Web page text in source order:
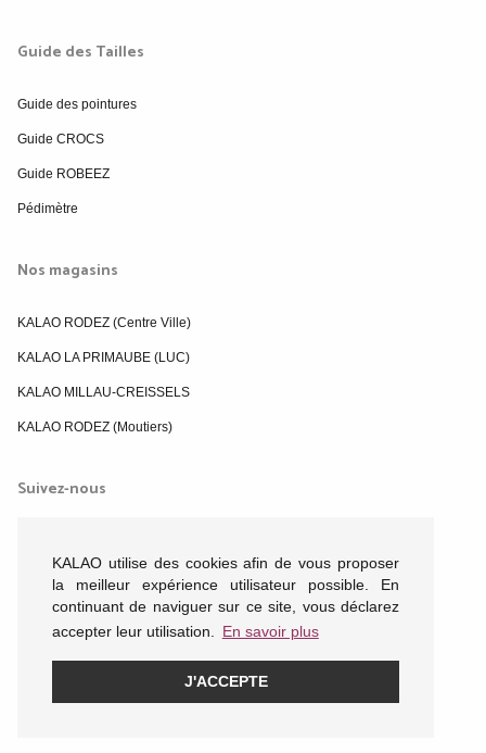
KALAO utilise des cookies afin de vous proposer
la meilleur expérience utilisateur possible. En
continuant de naviguer sur ce site, vous déclarez
accepter leur utilisation.
En savoir plus
J'ACCEPTE
Guide des Tailles
Guide des pointures
Guide CROCS
Guide ROBEEZ
Pédimètre
Nos magasins
KALAO RODEZ (Centre Ville)
KALAO LA PRIMAUBE (LUC)
KALAO MILLAU-CREISSELS
KALAO RODEZ (Moutiers)
Suivez-nous